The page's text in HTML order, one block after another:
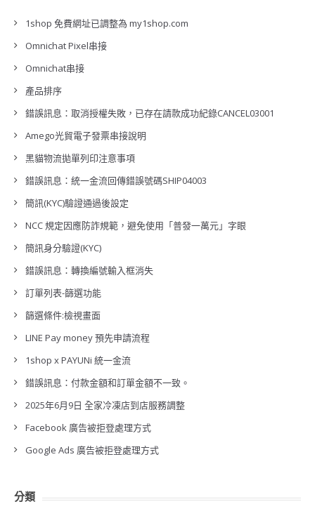
1shop 免費網址已調整為 my1shop.com
Omnichat Pixel串接
Omnichat串接
產品排序
錯誤訊息：取消授權失敗，已存在請款成功紀錄CANCEL03001
Amego光貿電子發票串接說明
黑貓物流拋單列印注意事項
錯誤訊息：統一金流回傳錯誤號碼SHIP04003
簡訊(KYC)驗證通過後設定
NCC 規定因應防詐規範，避免使用「普發一萬元」字眼
簡訊身分驗證(KYC)
錯誤訊息：轉換編號輸入框消失
訂單列表-篩選功能
篩選條件:檢視畫面
LINE Pay money 預先申請流程
1shop x PAYUNi 統一金流
錯誤訊息：付款金額和訂單金額不一致。
2025年6月9日 全家冷凍店到店服務調整
Facebook 廣告被拒登處理方式
Google Ads 廣告被拒登處理方式
分類